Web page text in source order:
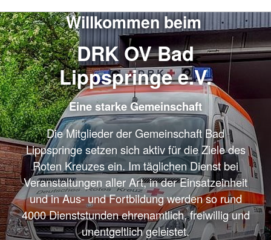
Willkommen beim
DRK OV Bad
Lippspringe e.V.
Eine starke Gemeinschaft
Die Mitglieder der Gemeinschaft Bad
Lippspringe setzen sich aktiv für die Ziele des
Roten Kreuzes ein. Im täglichen Dienst bei
Veranstaltungen aller Art, in der Einsatzeinheit
und in Aus- und Fortbildung werden so rund
4000 Dienststunden ehrenamtlich, freiwillig und
unentgeltlich geleistet.